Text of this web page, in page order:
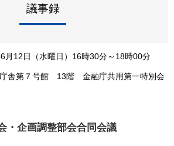
議事録
月12日（水曜日）16時30分～18時00分
庁舎第７号館 13階 金融庁共用第一特別会
・企画調整部会合同会議